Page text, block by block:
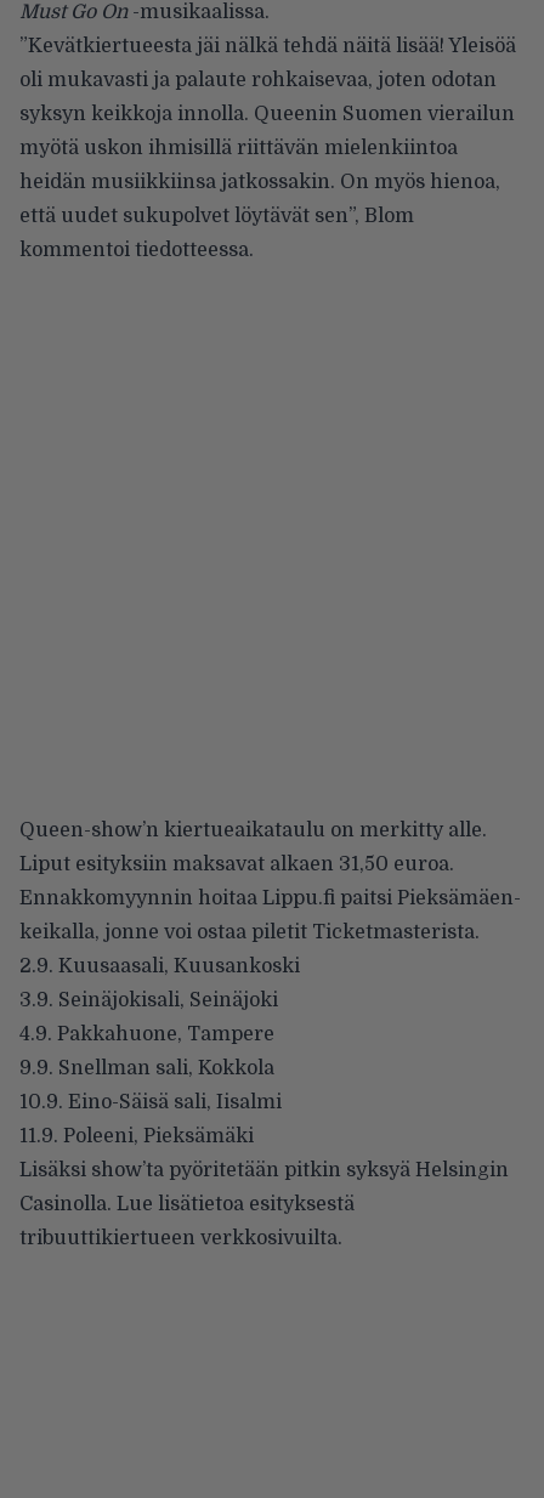
Must Go On-musikaalissa.
”Kevätkiertueesta jäi nälkä tehdä näitä lisää! Yleisöä
oli mukavasti ja palaute rohkaisevaa, joten odotan
syksyn keikkoja innolla. Queenin Suomen vierailun
myötä uskon ihmisillä riittävän mielenkiintoa
heidän musiikkiinsa jatkossakin. On myös hienoa,
että uudet sukupolvet löytävät sen”, Blom
kommentoi tiedotteessa.
Queen-show’n kiertueaikataulu on merkitty alle.
Liput esityksiin maksavat alkaen 31,50 euroa.
Ennakkomyynnin hoitaa Lippu.fi paitsi Pieksämäen-
keikalla, jonne voi ostaa piletit Ticketmasterista.
2.9. Kuusaasali, Kuusankoski
3.9. Seinäjokisali, Seinäjoki
4.9. Pakkahuone, Tampere
9.9. Snellman sali, Kokkola
10.9. Eino-Säisä sali, Iisalmi
11.9. Poleeni, Pieksämäki
Lisäksi show’ta pyöritetään pitkin syksyä Helsingin
Casinolla. Lue lisätietoa esityksestä
tribuuttikiertueen verkkosivuilta.